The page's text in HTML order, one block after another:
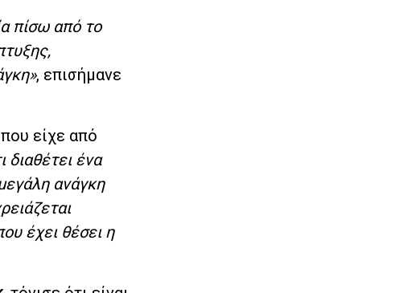
πίσω από το
, επισήμανε
είχε από
ένα
ανάγκη
έχει θέσει η